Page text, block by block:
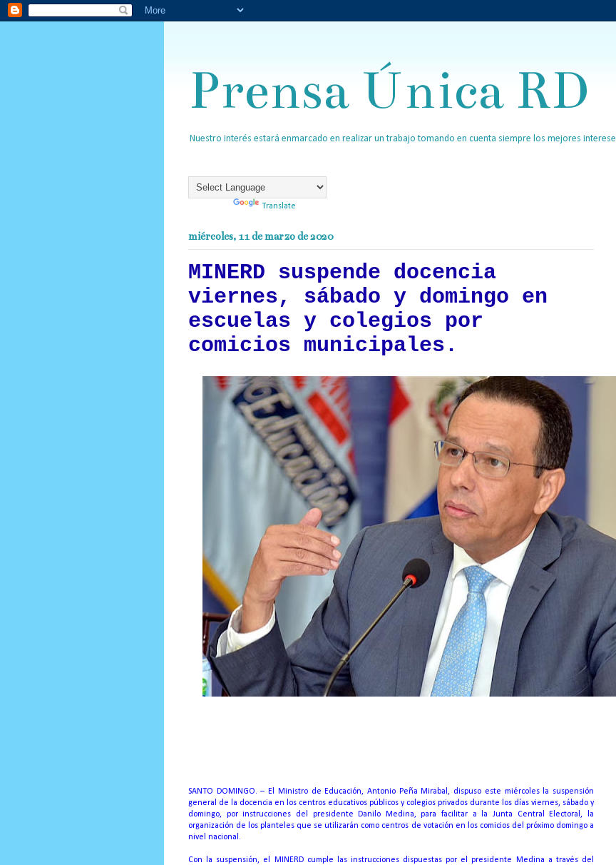
Prensa Única RD
Nuestro interés estará enmarcado en realizar un trabajo tomando en cuenta siempre los mejores
Translate
miércoles, 11 de marzo de 2020
MINERD suspende docencia
viernes, sábado y domingo en
escuelas y colegios por
comicios municipales.
SANTO DOMINGO. – El Ministro de Educación, Antonio Peña Mirabal, dispuso este miércoles la suspensión
general de la docencia en los centros educativos públicos y colegios privados durante los días viernes, sábado y
domingo, por instrucciones del presidente Danilo Medina, para facilitar a la Junta Central Electoral, la
organización de los planteles que se utilizarán como centros de votación en los comicios del próximo domingo a
nivel nacional.
Con la suspensión, el MINERD cumple las instrucciones dispuestas por el presidente Medina a través del